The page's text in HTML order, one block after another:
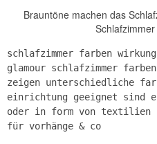
Brauntöne machen das
schlafzimmer farben
glamour schlafzimmer
zeigen unterschiedliche
einrichtung geeignet sind
oder in form von textilien
für vorhänge & co